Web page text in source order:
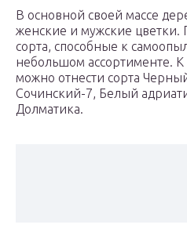
В основной своей массе
женские и мужские цветки.
сорта, способные к
небольшом ассортименте.
можно отнести сорта
Сочинский-7, Белый
Долматика.